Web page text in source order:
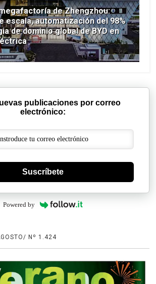
de Zhengzhou:
escala, automatización del 98%
de dominio global de BYD en
publicaciones por correo
electrónico:
Suscríbete
Powered by
Nº 1.424